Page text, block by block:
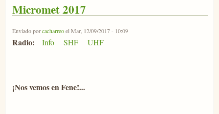
Micromet 2017
Enviado porcacharreoel Mar, 12/09/2017 - 10:09
Radio: Info SHF UHF
¡Nos vemos en Fene!...